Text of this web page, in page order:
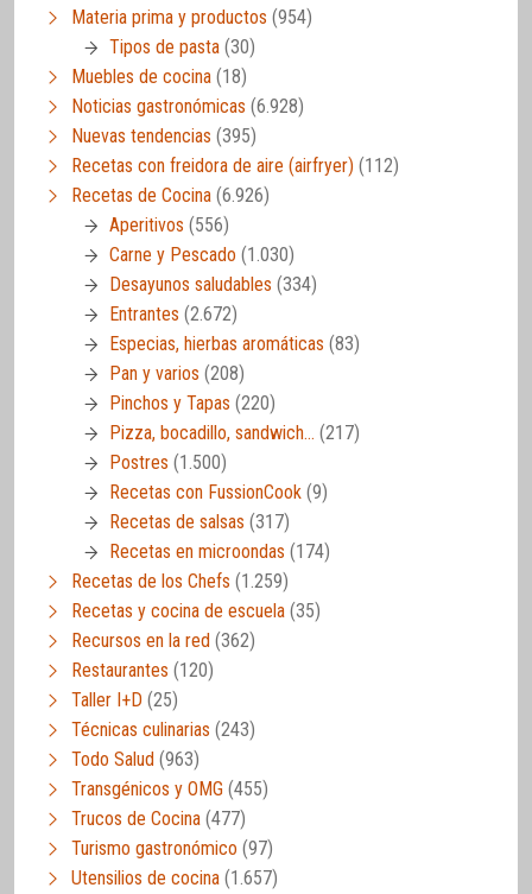
Materia prima y productos (954)
Tipos de pasta (30)
Muebles de cocina (18)
Noticias gastronómicas (6.928)
Nuevas tendencias (395)
Recetas con freidora de aire (airfryer) (112)
Recetas de Cocina (6.926)
Aperitivos (556)
Carne y Pescado (1.030)
Desayunos saludables (334)
Entrantes (2.672)
Especias, hierbas aromáticas (83)
Pan y varios (208)
Pinchos y Tapas (220)
Pizza, bocadillo, sandwich… (217)
Postres (1.500)
Recetas con FussionCook (9)
Recetas de salsas (317)
Recetas en microondas (174)
Recetas de los Chefs (1.259)
Recetas y cocina de escuela (35)
Recursos en la red (362)
Restaurantes (120)
Taller I+D (25)
Técnicas culinarias (243)
Todo Salud (963)
Transgénicos y OMG (455)
Trucos de Cocina (477)
Turismo gastronómico (97)
Utensilios de cocina (1.657)